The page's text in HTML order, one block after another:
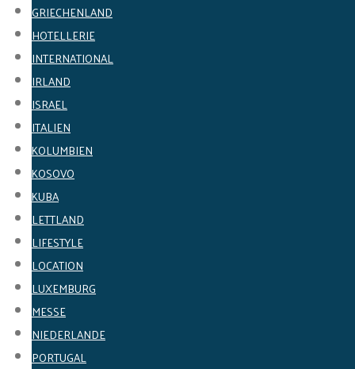
GRIECHENLAND
HOTELLERIE
INTERNATIONAL
IRLAND
ISRAEL
ITALIEN
KOLUMBIEN
KOSOVO
KUBA
LETTLAND
LIFESTYLE
LOCATION
LUXEMBURG
MESSE
NIEDERLANDE
PORTUGAL